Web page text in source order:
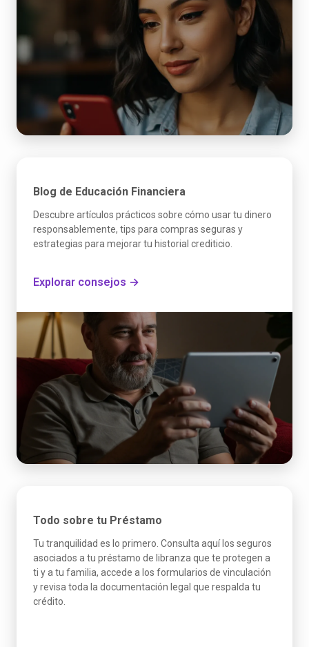
Blog de Educación Financiera
Descubre artículos prácticos sobre cómo usar tu dinero
responsablemente, tips para compras seguras y
estrategias para mejorar tu historial crediticio.
Explorar consejos →
Todo sobre tu Préstamo
Tu tranquilidad es lo primero. Consulta aquí los seguros
asociados a tu préstamo de libranza que te protegen a
ti y a tu familia, accede a los formularios de vinculación
y revisa toda la documentación legal que respalda tu
crédito.